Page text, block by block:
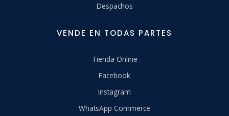
Despachos
VENDE EN TODAS PARTES
Tienda Online
Facebook
Instagram
WhatsApp Commerce